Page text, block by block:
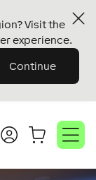
Visit the
experience.
Continue